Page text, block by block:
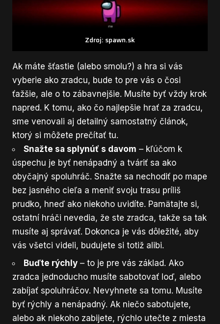
Zdroj: spawn.sk
Ak máte šťastie (alebo smolu?) a hra si vás
vyberie ako zradcu, bude to pre vás o čosi
ťažšie, ale o to zábavnejšie. Musíte byť vždy krok
napred. K tomu, ako čo najlepšie hrať za zradcu,
sme venovali aj detailný samostatný článok,
ktorý si môžete prečítať tu.
Snažte sa splynúť s davom – kľúčom k
úspechu je byť nenápadný a tváriť sa ako
obyčajný spoluhráč. Snažte sa nechodiť po mape
bez jasného cieľa a meniť svoju trasu príliš
prudko, hneď ako niekoho uvidíte. Pamätajte si,
ostatní hráči nevedia, že ste zradca, takže sa tak
musíte aj správať. Dokonca je vás dôležité, aby
vás všetci videli, budujete si totiž alibi.
Buďte rýchly – to je pre vás základ. Ako
zradca jednoducho musíte sabotovať loď, alebo
zabíjať spoluhráčov. Nevyhnete sa tomu. Musíte
byť rýchly a nenápadný. Ak niečo sabotujete,
alebo ak niekoho zabijete, rýchlo utečte z miesta